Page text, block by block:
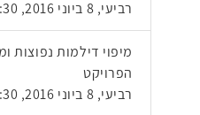
רביעי, 8 ביוני 2016, 12:30
מיפוי דילמות
הפרויקט
רביעי, 8 ביוני 2016, 12:30